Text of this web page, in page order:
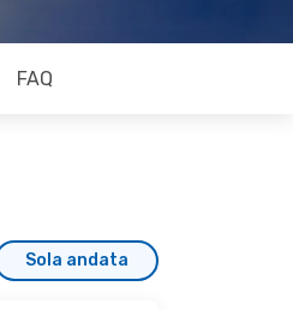
FAQ
Sola andata